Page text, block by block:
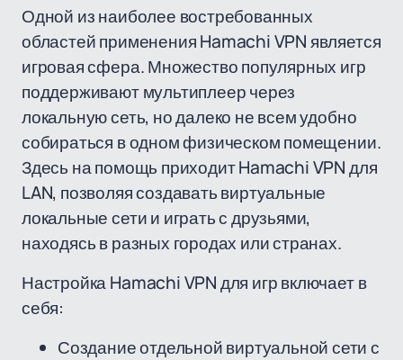
Одной из наиболее востребованных
областей применения Hamachi VPN является
игровая сфера. Множество популярных игр
поддерживают мультиплеер через
локальную сеть, но далеко не всем удобно
собираться в одном физическом помещении.
Здесь на помощь приходит Hamachi VPN для
LAN, позволяя создавать виртуальные
локальные сети и играть с друзьями,
находясь в разных городах или странах.
Настройка Hamachi VPN для игр включает в
себя:
Создание отдельной виртуальной сети с